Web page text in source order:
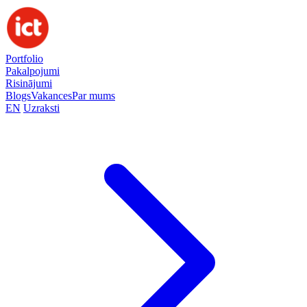
Portfolio
Pakalpojumi
Risinājumi
BlogsVakancesPar mums
EN Uzraksti